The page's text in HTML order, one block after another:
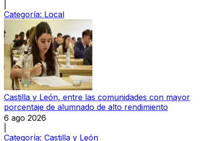
Categoría: Local
Castilla y León, entre las comunidades con mayor
porcentaje de alumnado de alto rendimiento
6 ago 2026
Categoría: Castilla y León